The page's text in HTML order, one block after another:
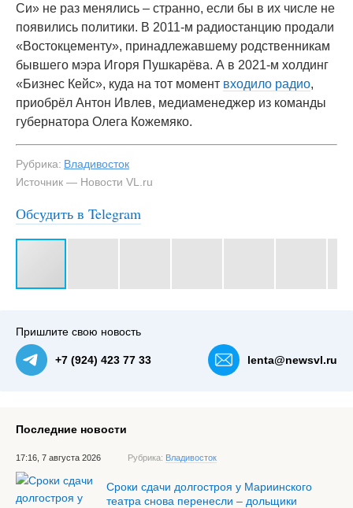
Си» не раз менялись – странно, если бы в их числе не
появились политики. В 2011-м радиостанцию продали
«Востокцементу», принадлежавшему родственникам
бывшего мэра Игоря Пушкарёва. А в 2021-м холдинг
«Бизнес Кейс», куда на тот момент входило радио,
приобрёл Антон Ивлев, медиаменеджер из команды
губернатора Олега Кожемяко.
Рубрика: Владивосток
Источник — Новости VL.ru
Обсудить в Telegram
Пришлите свою новость
+7 (924) 423 77 33 lenta@newsvl.ru
Последние новости
17:16, 7 августа 2026 Рубрика: Владивосток
Сроки сдачи долгостроя у Мариинского
театра снова перенесли – дольщики